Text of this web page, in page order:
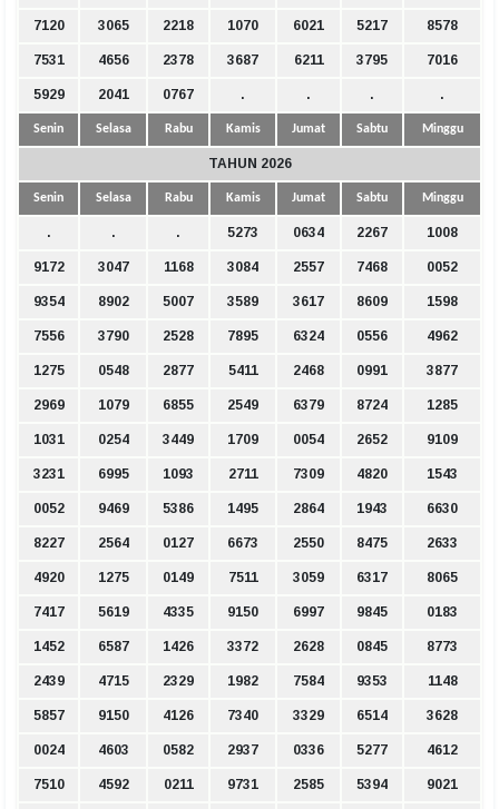
7120 3065 2218 1070 6021 5217 8578
7531 4656 2378 3687 6211 3795 7016
5929 2041 0767 . . . .
Senin Selasa Rabu Kamis Jumat Sabtu Minggu
TAHUN 2026
Senin Selasa Rabu Kamis Jumat Sabtu Minggu
. . . 5273 0634 2267 1008
9172 3047 1168 3084 2557 7468 0052
9354 8902 5007 3589 3617 8609 1598
7556 3790 2528 7895 6324 0556 4962
1275 0548 2877 5411 2468 0991 3877
2969 1079 6855 2549 6379 8724 1285
1031 0254 3449 1709 0054 2652 9109
3231 6995 1093 2711 7309 4820 1543
0052 9469 5386 1495 2864 1943 6630
8227 2564 0127 6673 2550 8475 2633
4920 1275 0149 7511 3059 6317 8065
7417 5619 4335 9150 6997 9845 0183
1452 6587 1426 3372 2628 0845 8773
2439 4715 2329 1982 7584 9353 1148
5857 9150 4126 7340 3329 6514 3628
0024 4603 0582 2937 0336 5277 4612
7510 4592 0211 9731 2585 5394 9021